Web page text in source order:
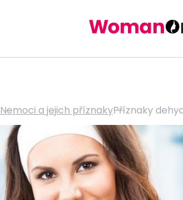
Nemoci a jejich příznakyPříznaky